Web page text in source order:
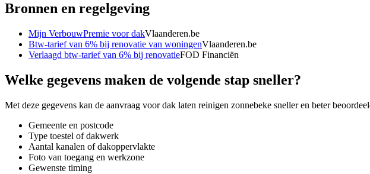
Bronnen en regelgeving
Mijn VerbouwPremie voor dakVlaanderen.be
Btw-tarief van 6% bij renovatie van woningenVlaanderen.be
Verlaagd btw-tarief van 6% bij renovatieFOD Financiën
Welke gegevens maken de volgende stap sneller?
Met deze gegevens kan de aanvraag voordak laten reinigen zonnebeke sneller en beter
Gemeente en postcode
Type toestel of dakwerk
Aantal kanalen of dakoppervlakte
Foto van toegang en werkzone
Gewenste timing